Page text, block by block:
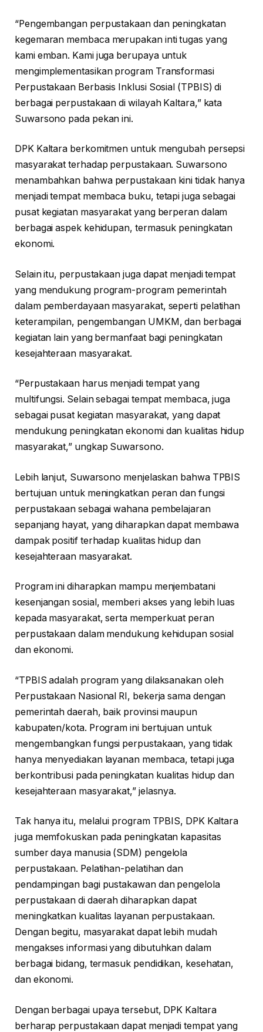
“Pengembangan perpustakaan dan peningkatan
kegemaran membaca merupakan inti tugas yang
kami emban. Kami juga berupaya untuk
mengimplementasikan program Transformasi
Perpustakaan Berbasis Inklusi Sosial (TPBIS) di
berbagai perpustakaan di wilayah Kaltara,” kata
Suwarsono pada pekan ini.
DPK Kaltara berkomitmen untuk mengubah persepsi
masyarakat terhadap perpustakaan. Suwarsono
menambahkan bahwa perpustakaan kini tidak hanya
menjadi tempat membaca buku, tetapi juga sebagai
pusat kegiatan masyarakat yang berperan dalam
berbagai aspek kehidupan, termasuk peningkatan
ekonomi.
Selain itu, perpustakaan juga dapat menjadi tempat
yang mendukung program-program pemerintah
dalam pemberdayaan masyarakat, seperti pelatihan
keterampilan, pengembangan UMKM, dan berbagai
kegiatan lain yang bermanfaat bagi peningkatan
kesejahteraan masyarakat.
“Perpustakaan harus menjadi tempat yang
multifungsi. Selain sebagai tempat membaca, juga
sebagai pusat kegiatan masyarakat, yang dapat
mendukung peningkatan ekonomi dan kualitas hidup
masyarakat,” ungkap Suwarsono.
Lebih lanjut, Suwarsono menjelaskan bahwa TPBIS
bertujuan untuk meningkatkan peran dan fungsi
perpustakaan sebagai wahana pembelajaran
sepanjang hayat, yang diharapkan dapat membawa
dampak positif terhadap kualitas hidup dan
kesejahteraan masyarakat.
Program ini diharapkan mampu menjembatani
kesenjangan sosial, memberi akses yang lebih luas
kepada masyarakat, serta memperkuat peran
perpustakaan dalam mendukung kehidupan sosial
dan ekonomi.
“TPBIS adalah program yang dilaksanakan oleh
Perpustakaan Nasional RI, bekerja sama dengan
pemerintah daerah, baik provinsi maupun
kabupaten/kota. Program ini bertujuan untuk
mengembangkan fungsi perpustakaan, yang tidak
hanya menyediakan layanan membaca, tetapi juga
berkontribusi pada peningkatan kualitas hidup dan
kesejahteraan masyarakat,” jelasnya.
Tak hanya itu, melalui program TPBIS, DPK Kaltara
juga memfokuskan pada peningkatan kapasitas
sumber daya manusia (SDM) pengelola
perpustakaan. Pelatihan-pelatihan dan
pendampingan bagi pustakawan dan pengelola
perpustakaan di daerah diharapkan dapat
meningkatkan kualitas layanan perpustakaan.
Dengan begitu, masyarakat dapat lebih mudah
mengakses informasi yang dibutuhkan dalam
berbagai bidang, termasuk pendidikan, kesehatan,
dan ekonomi.
Dengan berbagai upaya tersebut, DPK Kaltara
berharap perpustakaan dapat menjadi tempat yang